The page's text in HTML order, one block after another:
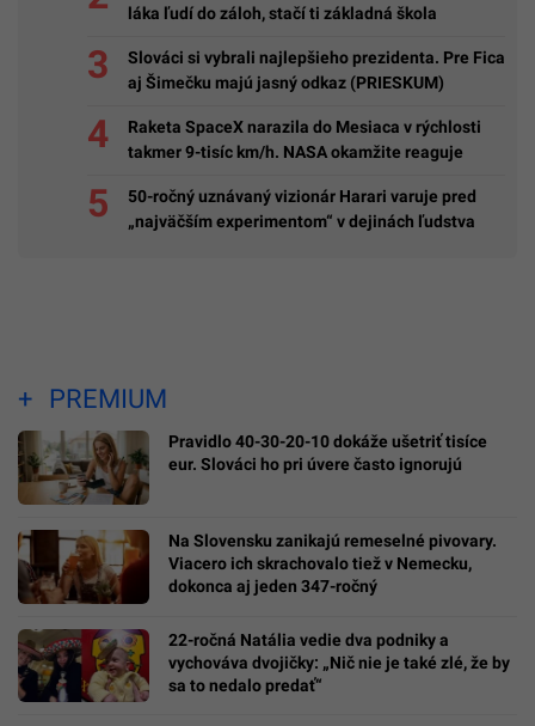
láka ľudí do záloh, stačí ti základná škola
Slováci si vybrali najlepšieho prezidenta. Pre Fica
aj Šimečku majú jasný odkaz (PRIESKUM)
Raketa SpaceX narazila do Mesiaca v rýchlosti
takmer 9-tisíc km/h. NASA okamžite reaguje
50-ročný uznávaný vizionár Harari varuje pred
„najväčším experimentom“ v dejinách ľudstva
PREMIUM
Pravidlo 40-30-20-10 dokáže ušetriť tisíce
eur. Slováci ho pri úvere často ignorujú
Na Slovensku zanikajú remeselné pivovary.
Viacero ich skrachovalo tiež v Nemecku,
dokonca aj jeden 347-ročný
22-ročná Natália vedie dva podniky a
vychováva dvojičky: „Nič nie je také zlé, že by
sa to nedalo predať“